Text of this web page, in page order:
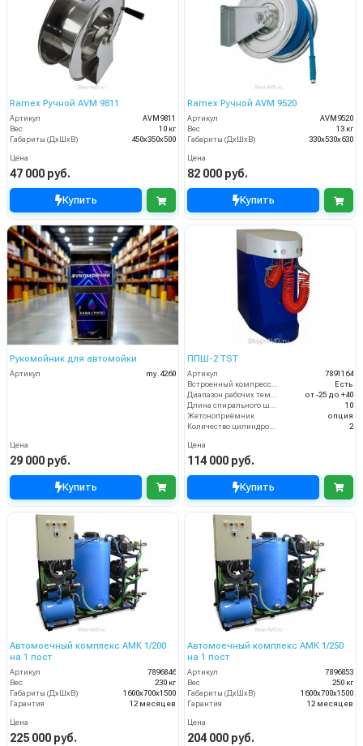
Ramex Ручной AVM 9811
Артикул
AVM9811
Вес
10 кг
Габариты (ДхШхВ)
450x350x500
Цена
47 000 руб.
Купить
Ramex Ручной AVM 9520
Артикул
AVM9520
Вес
13 кг
Габариты (ДхШхВ)
330x530x630
Цена
82 000 руб.
Купить
Рукомойник для автомойки
Артикул my.4260
Цена
29 000 руб.
Купить
ППШ-2 TST
Артикул
7891164
Есть
от -25 до +40
10
Жетоноприёмник
опция
2
Цена
114 000 руб.
Купить
Автомоечный комплекс АМК 1/200
на 1 пост
Артикул
7896846
Вес
230 кг
Габариты (ДхШхВ)
1600х700х1500
Гарантия
12 месяцев
Цена
225 000 руб.
Автомоечный комплекс АМК 1/250
на 1 пост
Артикул
7896853
Вес
250 кг
Габариты (ДхШхВ)
1600х700х1500
Гарантия
12 месяцев
Цена
204 000 руб.